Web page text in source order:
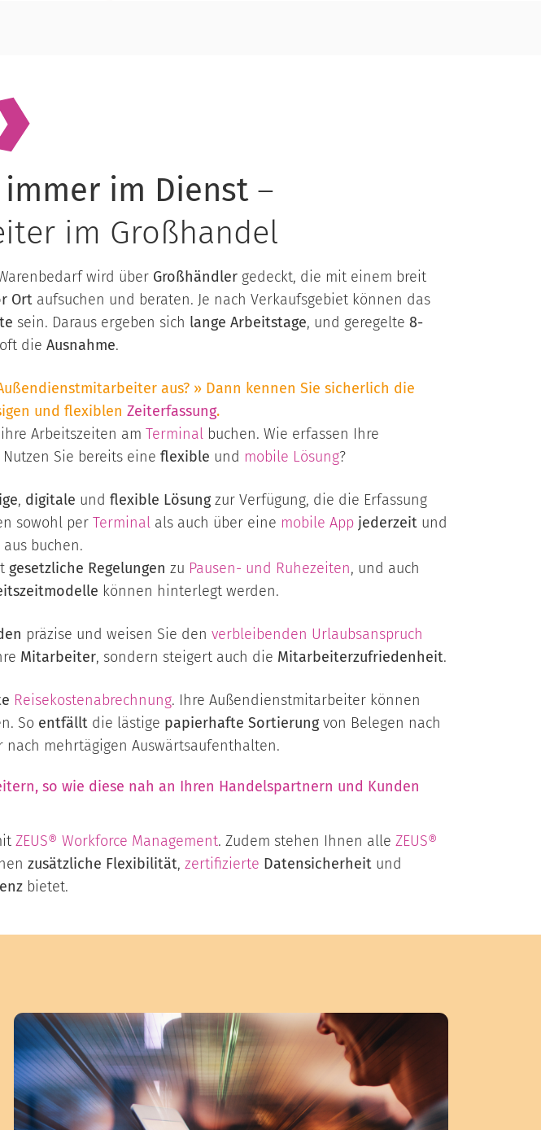
im Dienst–
im Großhandel
wird über Großhändler gedeckt, die mit einem breit
Ort aufsuchen und beraten. Je nach Verkaufsgebiet können das
sein. Daraus ergeben sich lange Arbeitstage, und geregelte 8-
die Ausnahme.
aus? » Dann kennen Sie sicherlich die
und flexiblen Zeiterfassung.
Arbeitszeiten am Terminal buchen. Wie erfassen Ihre
Sie bereits eine flexible und mobile Lösung?
, digitale und flexible Lösungzur Verfügung, die die Erfassung
sowohl per Terminal als auch über eine mobile App jederzeit und
aus buchen.
gesetzliche Regelungen zu Pausen- und Ruhezeiten, und auch
können hinterlegt werden.
präzise und weisen Sie den verbleibenden Urlaubsanspruch
Mitarbeiter, sondern steigert auch die Mitarbeiterzufriedenheit.
Reisekostenabrechnung. Ihre Außendienstmitarbeiter können
So entfällt die lästige papierhafte Sortierungvon Belegen nach
mehrtägigen Auswärtsaufenthalten.
so wie diese nah an Ihren Handelspartnern und Kunden
ZEUS® Workforce Management. Zudem stehen Ihnen alle ZEUS®
zusätzliche Flexibilität, zertifizierte Datensicherheit und
bietet.